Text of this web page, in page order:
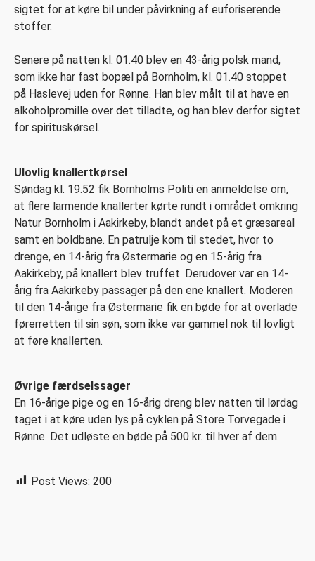
sigtet for at køre bil under påvirkning af euforiserende
stoffer.
Senere på natten kl. 01.40 blev en 43-årig polsk mand,
som ikke har fast bopæl på Bornholm, kl. 01.40 stoppet
på Haslevej uden for Rønne. Han blev målt til at have en
alkoholpromille over det tilladte, og han blev derfor sigtet
for spirituskørsel.
Ulovlig knallertkørsel
Søndag kl. 19.52 fik Bornholms Politi en anmeldelse om,
at flere larmende knallerter kørte rundt i området omkring
Natur Bornholm i Aakirkeby, blandt andet på et græsareal
samt en boldbane. En patrulje kom til stedet, hvor to
drenge, en 14-årig fra Østermarie og en 15-årig fra
Aakirkeby, på knallert blev truffet. Derudover var en 14-
årig fra Aakirkeby passager på den ene knallert. Moderen
til den 14-årige fra Østermarie fik en bøde for at overlade
førerretten til sin søn, som ikke var gammel nok til lovligt
at føre knallerten.
Øvrige færdselssager
En 16-årige pige og en 16-årig dreng blev natten til lørdag
taget i at køre uden lys på cyklen på Store Torvegade i
Rønne. Det udløste en bøde på 500 kr. til hver af dem.
Post Views: 200